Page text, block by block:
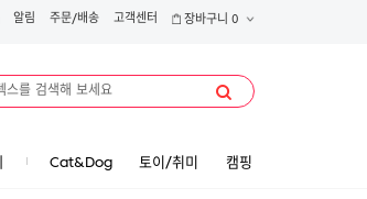
알림 주문/배송 고객센터 장바구니 0
Cat&Dog 토이/취미 캠핑